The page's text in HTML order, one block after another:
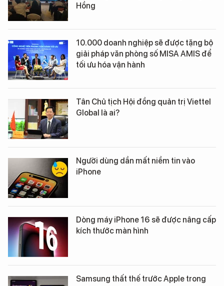
Hồng
10.000 doanh nghiệp sẽ được tặng bộ
giải pháp văn phòng số MISA AMIS để
tối ưu hóa vận hành
Tân Chủ tịch Hội đồng quản trị Viettel
Global là ai?
Người dùng dần mất niềm tin vào
iPhone
Dòng máy iPhone 16 sẽ được nâng cấp
kích thước màn hình
Samsung thất thế trước Apple trong